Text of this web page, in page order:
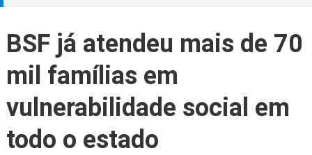
BSF já atendeu mais de 70
mil famílias em
vulnerabilidade social em
todo o estado